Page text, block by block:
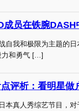
成员在铁腕DASH
自我和极限为主题的日
力和勇气 […]
点评析：看明星
本真人秀综艺节目，